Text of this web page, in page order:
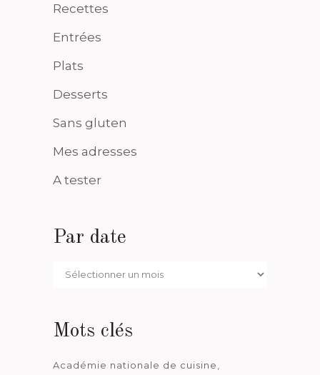
Recettes
Entrées
Plats
Desserts
Sans gluten
Mes adresses
A tester
Par date
Par
Mots clés
Académie nationale de cuisine